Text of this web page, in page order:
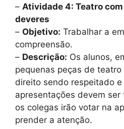
– Atividade 4: Teatro
deveres
– Objetivo: Trabalhar a
compreensão.
– Descrição: Os alunos,
pequenas peças de
direito sendo respeitado
apresentações devem
os colegas irão votar na
prender a atenção.